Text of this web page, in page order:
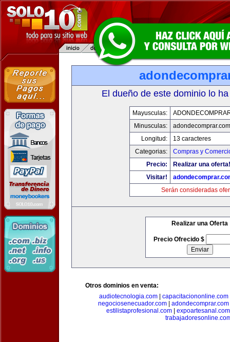
El dueño de este dominio lo
Mayusculas:
Minusculas:
adondecomprar.com
Longitud:
13 caracteres
Categorias:
Compras y
Precio:
Realizar una oferta!
Visitar!
Serán consideradas
Realizar una Oferta
Precio Ofrecido $
Otros dominios en venta:
audiotecnologia.com
capacitaciononline.com
negociosenecuador.com| adondecomprar.com
estilistaprofesional.com
expoartesanal.com